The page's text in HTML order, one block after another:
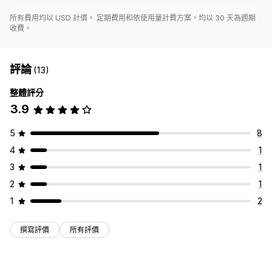
所有費用均以 USD 計價。 定期費用和依使用量計費方案，均以 30 天為週期
收費。
評論(13)
整體評分
3.9
5
8
4
1
3
1
2
1
1
2
撰寫評價 所有評價